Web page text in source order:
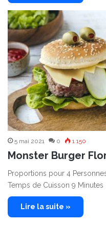
5 mai 2021 0 1 150
Monster Burger
Proportions pour 4
Temps de Cuisson 9 Minutes
Lire la suite »